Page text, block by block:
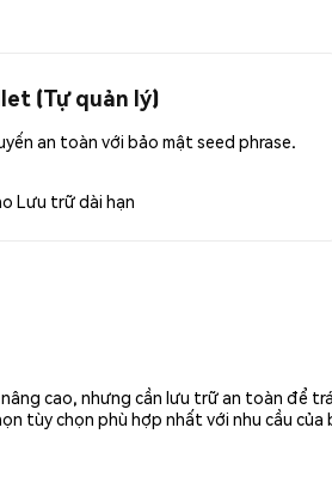
(Tự quản lý)
an toàn với bảo mật seed phrase.
Lưu trữ dài hạn
cao, nhưng cần lưu trữ an toàn để
tùy chọn phù hợp nhất với nhu cầu của